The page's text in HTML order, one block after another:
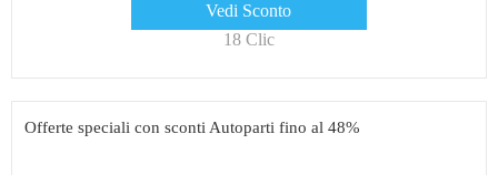
Vedi Sconto
18 Clic
Offerte speciali con sconti Autoparti fino al 48%